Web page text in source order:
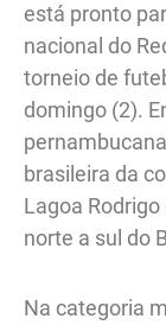
está pronto
nacional do
torneio de
domingo (2).
brasileira da
Lagoa
norte a sul do
Na categoria